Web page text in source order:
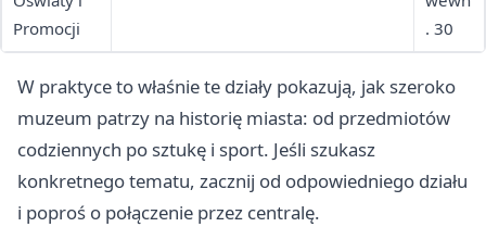
Promocji
. 30
W praktyce to właśnie te działy pokazują, jak szeroko
muzeum patrzy na historię miasta: od przedmiotów
codziennych po sztukę i sport. Jeśli szukasz
konkretnego tematu, zacznij od odpowiedniego działu
i poproś o połączenie przez centralę.